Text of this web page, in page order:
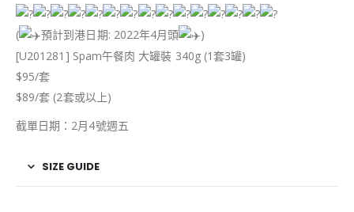
( 預計到港日期: 2022年4月頭
)
[U201281] Spam午餐肉 大罐裝 340g (1套3罐)
$95/套
$89/套 (2套或以上)
截單日期：2月4號週五
SIZE GUIDE